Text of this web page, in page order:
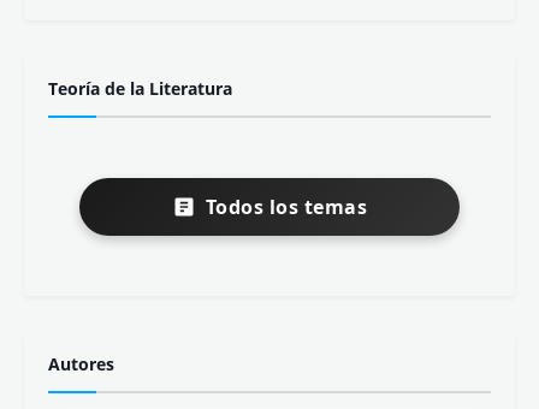
Teoría de la Literatura
Todos los temas
Autores